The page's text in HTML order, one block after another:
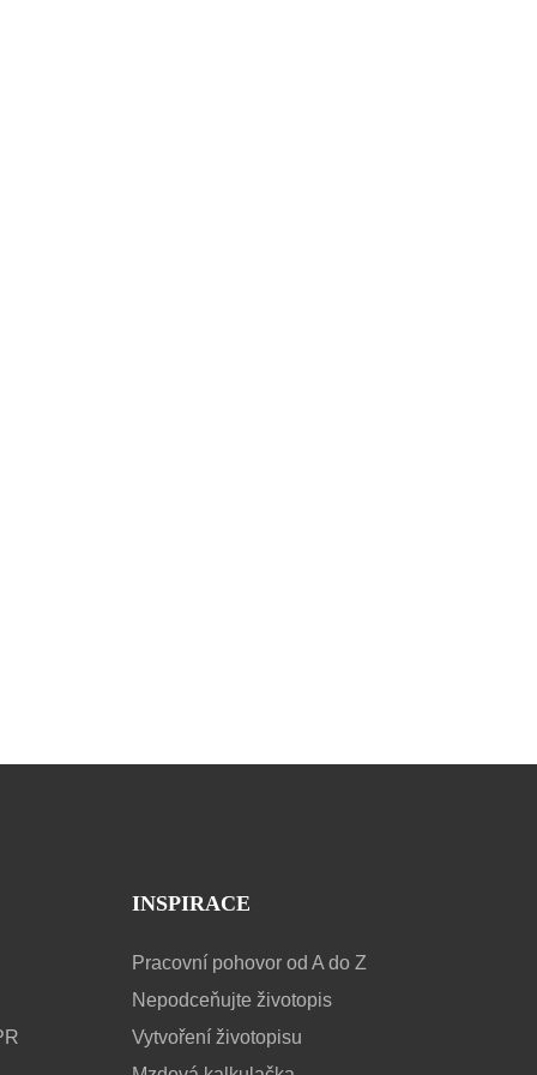
INSPIRACE
Pracovní pohovor od A do Z
Nepodceňujte životopis
Vytvoření životopisu